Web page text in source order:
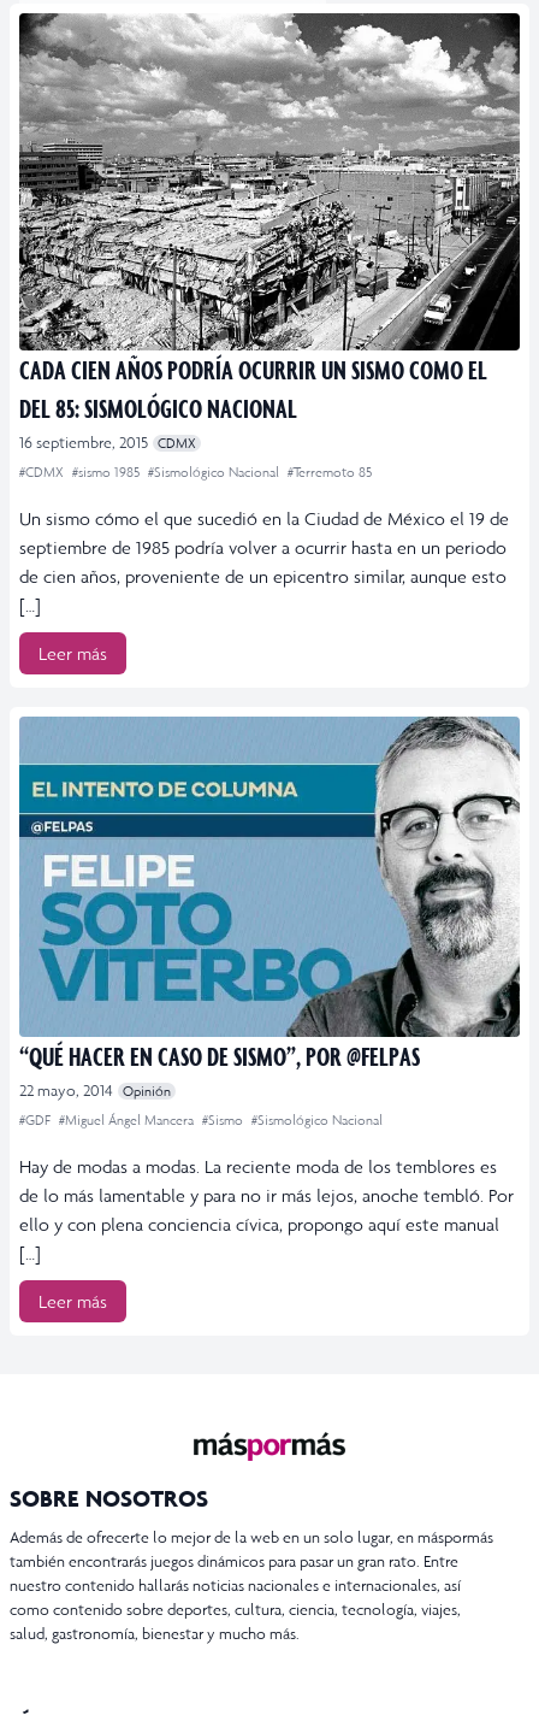
CADA CIEN AÑOS PODRÍA OCURRIR UN SISMO COMO EL
DEL 85: SISMOLÓGICO NACIONAL
16 septiembre, 2015 CDMX
#CDMX #sismo 1985 #Sismológico Nacional #Terremoto 85
Un sismo cómo el que sucedió en la Ciudad de México el 19 de
septiembre de 1985 podría volver a ocurrir hasta en un periodo
de cien años, proveniente de un epicentro similar, aunque esto
[…]
Leer más
“QUÉ HACER EN CASO DE SISMO”, POR @FELPAS
22 mayo, 2014
Opinión
#GDF #Miguel Ángel Mancera #Sismo #Sismológico Nacional
Hay de modas a modas. La reciente moda de los temblores es
de lo más lamentable y para no ir más lejos, anoche tembló. Por
ello y con plena conciencia cívica, propongo aquí este manual
[…]
Leer más
SOBRE NOSOTROS
Además de ofrecerte lo mejor de la web en un solo lugar, en máspormás
también encontrarás juegos dinámicos para pasar un gran rato. Entre
nuestro contenido hallarás noticias nacionales e internacionales, así
como contenido sobre deportes, cultura, ciencia, tecnología, viajes,
salud, gastronomía, bienestar y mucho más.